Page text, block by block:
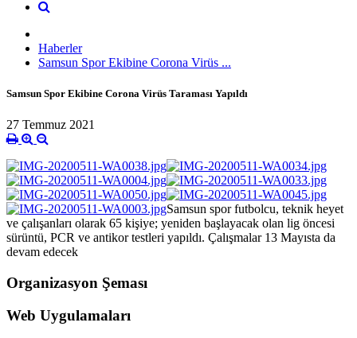
Haberler
Samsun Spor Ekibine Corona Virüs ...
Samsun Spor Ekibine Corona Virüs Taraması Yapıldı
27 Temmuz 2021
Samsun spor futbolcu, teknik heyet
ve çalışanları olarak 65 kişiye; yeniden başlayacak olan lig öncesi
sürüntü, PCR ve antikor testleri yapıldı. Çalışmalar 13 Mayısta da
devam edecek
Organizasyon Şeması
Web Uygulamaları